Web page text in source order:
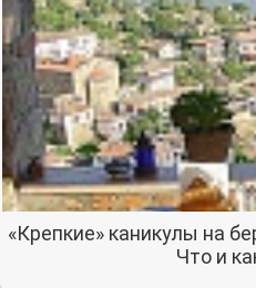
«Крепкие» каникулы на
Что и